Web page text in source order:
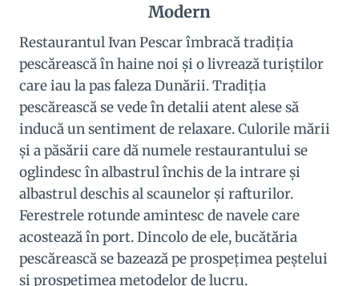
Modern
Restaurantul Ivan Pescar îmbracă tradiţia
pescărească în haine noi şi o livrează turiştilor
care iau la pas faleza Dunării. Tradiţia
pescărească se vede în detalii atent alese să
inducă un sentiment de relaxare. Culorile mării
şi a păsării care dă numele restaurantului se
oglindesc în albastrul închis de la intrare şi
albastrul deschis al scaunelor şi rafturilor.
Ferestrele rotunde amintesc de navele care
acostează în port. Dincolo de ele, bucătăria
pescărească se bazează pe prospeţimea peştelui
şi prospeţimea metodelor de lucru.